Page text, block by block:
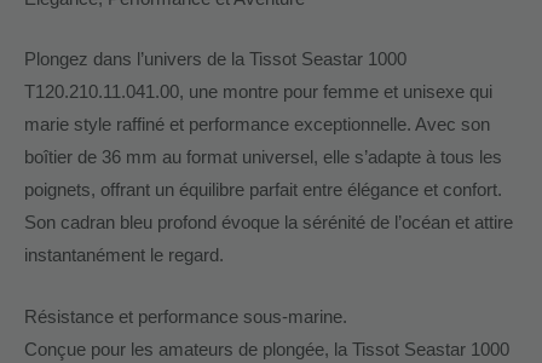
Plongez dans l’univers de la Tissot Seastar 1000
T120.210.11.041.00, une montre pour femme et unisexe qui
marie style raffiné et performance exceptionnelle. Avec son
boîtier de 36 mm au format universel, elle s’adapte à tous les
poignets, offrant un équilibre parfait entre élégance et confort.
Son cadran bleu profond évoque la sérénité de l’océan et attire
instantanément le regard.
Résistance et performance sous-marine.
Conçue pour les amateurs de plongée, la Tissot Seastar 1000